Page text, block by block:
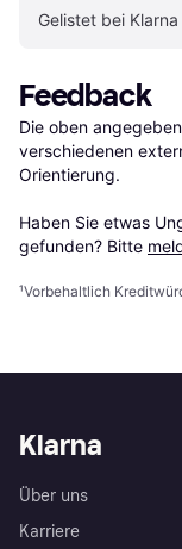
Gelistet bei Klarna
Feedback
Die oben
verschiedenen
Orientierung.
Haben Sie etwas
gefunden? Bitte
¹Vorbehaltlich
Klarna
Über uns
Karriere